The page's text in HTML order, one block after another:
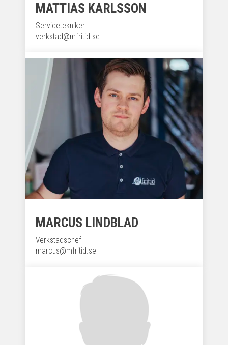
MATTIAS KARLSSON
Servicetekniker
verkstad@mfritid.se
MARCUS LINDBLAD
Verkstadschef
marcus@mfritid.se